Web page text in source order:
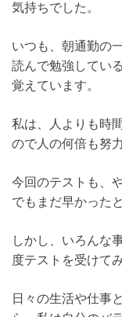
気持ちでした。
いつも、朝通勤の
読んで勉強してい
覚えています。
私は、人よりも時
ので人の何倍も努
今回のテストも、
でもまだ早かった
しかし、いろんな
度テストを受けて
日々の生活や仕事